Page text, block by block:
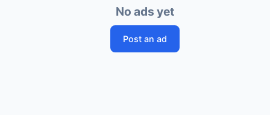
No ads yet
Post an ad